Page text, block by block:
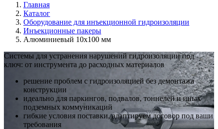
Главная
Каталог
Оборудование для инъекционной гидроизоляции
Инъекционные пакеры
Алюминиевый 10х100 мм
Системы для устранения нарушений гидроизоляции под
ключ: от инструмента до расходных материалов
решение проблем с гидроизоляцией без демонтажа
конструкции
идеально для паркингов, подвалов, тоннелей и иных
подземных коммуникаций
гибкие условия поставки, адаптируем договор под ваши
требования